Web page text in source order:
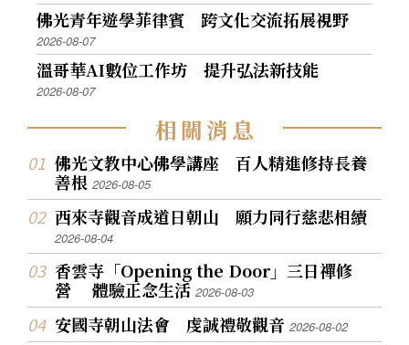
佛光青年遊學菲律賓 跨文化交流拓展視野
2026-08-07
溫哥華AI數位工作坊 提升弘法新技能
2026-08-07
相關消息
佛光文教中心佛學講座 百人精進修持長養
善根2026-08-05
西來寺觀音成道日朝山 願力同行慈悲相續
2026-08-04
香雲寺「Opening the Door」三日禪修
營 體驗正念生活2026-08-03
安國寺朝山法會 虔誠禮敬觀音2026-08-02